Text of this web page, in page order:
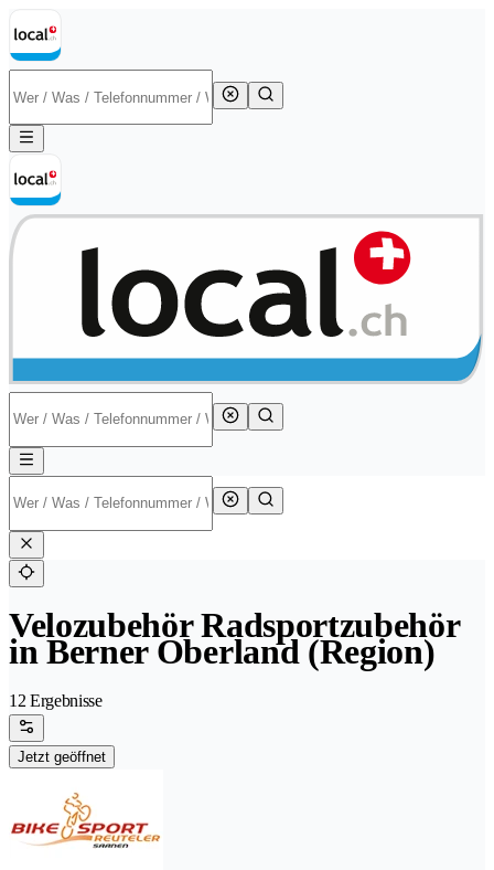
Velozubehör Radsportzubehör
in Berner Oberland (Region)
12 Ergebnisse
Jetzt geöffnet